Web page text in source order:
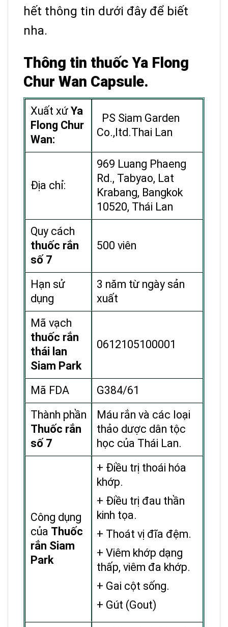
hết thông tin dưới đây để biết
nha.
Thông tin thuốc Ya Flong
Chur Wan Capsule.
Xuất xứ Ya
Flong Chur
Wan:
PS Siam Garden
Co.,ltd.Thai Lan
Địa chỉ:
969 Luang Phaeng
Rd., Tabyao, Lat
Krabang, Bangkok
10520, Thái Lan
Quy cách
thuốc rắn
số 7
500 viên
Hạn sử
dụng
3 năm từ ngày sản
xuất
Mã vạch
thuốc rắn
thái lan
Siam Park
0612105100001
Mã FDA
G384/61
Thành phần
Thuốc rắn
số 7
Máu rắn và các loại
thảo dược dân tộc
học của Thái Lan.
Công dụng
của Thuốc
rắn Siam
Park
+ Điều trị thoái hóa
khớp.
+ Điều trị đau thần
kinh tọa.
+ Thoát vị đĩa đệm.
+ Viêm khớp dạng
thấp, viêm đa khớp.
+ Gai cột sống.
+ Gút (Gout)